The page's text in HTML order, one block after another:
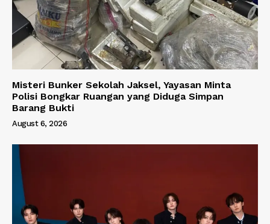
Misteri Bunker Sekolah Jaksel, Yayasan Minta
Polisi Bongkar Ruangan yang Diduga Simpan
Barang Bukti
August 6, 2026